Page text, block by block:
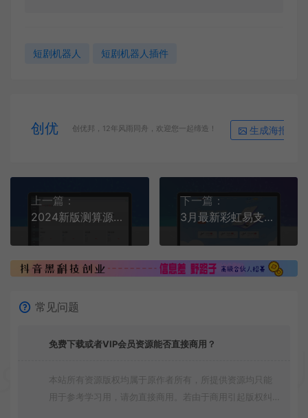
短剧机器人 短剧机器人插件
创优 创优邦，12年风雨同舟，欢迎您一起缔造！ 生成海报
上一篇：
2024新版测算源码完整版本
下一篇：
3月最新彩虹易支付全开源开心版php源码分享
常见问题
免费下载或者VIP会员资源能否直接商用？
本站所有资源版权均属于原作者所有，所提供资源均只能
用于参考学习用，请勿直接商用。若由于商用引起版权纠